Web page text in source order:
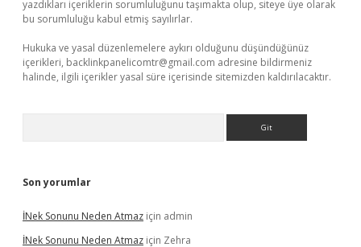
yazdıkları içeriklerin sorumluluğunu taşımakta olup, siteye üye olarak
bu sorumluluğu kabul etmiş sayılırlar.
Hukuka ve yasal düzenlemelere aykırı olduğunu düşündüğünüz
içerikleri, backlinkpanelicomtr@gmail.com adresine bildirmeniz
halinde, ilgili içerikler yasal süre içerisinde sitemizden kaldırılacaktır.
Son yorumlar
İNek Sonunu Neden Atmaz için admin
İNek Sonunu Neden Atmaz için Zehra